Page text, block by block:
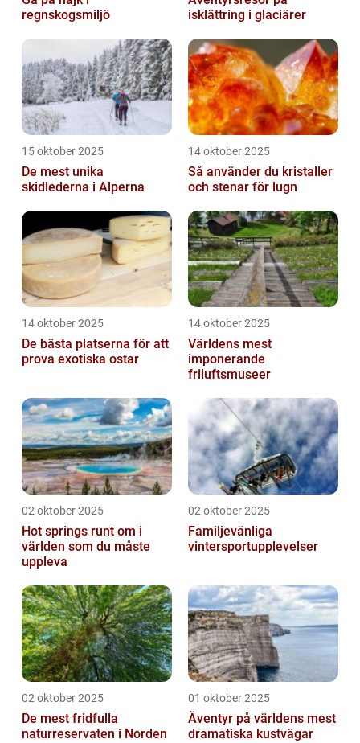
regnskogsmiljö
isklättring i glaciärer
15 oktober 2025
De mest unika
skidlederna i Alperna
14 oktober 2025
Så använder du kristaller
och stenar för lugn
14 oktober 2025
De bästa platserna för att
prova exotiska ostar
14 oktober 2025
Världens mest
imponerande
friluftsmuseer
02 oktober 2025
Hot springs runt om i
världen som du måste
uppleva
02 oktober 2025
Familjevänliga
vintersportupplevelser
02 oktober 2025
De mest fridfulla
naturreservaten i Norden
01 oktober 2025
Äventyr på världens mest
dramatiska kustvägar